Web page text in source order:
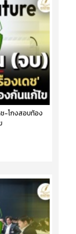
ช-โกงสอบท้อง